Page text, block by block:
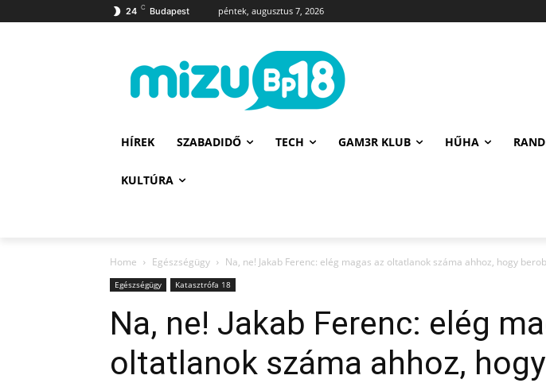
24 C Budapest péntek, augusztus 7, 2026
HÍREK SZABADIDŐ TECH GAM3R KLUB HŰHA
KULTÚRA
Home Egészségügy Na, ne! Jakab Ferenc: elég magas az oltatlanok száma ahhoz, hogy
Egészségügy Katasztrófa 18
Na, ne! Jakab Ferenc: elég
oltatlanok száma ahhoz, hogy